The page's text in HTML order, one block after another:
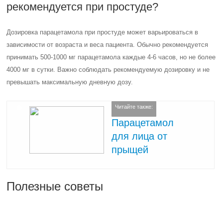
рекомендуется при простуде?
Дозировка парацетамола при простуде может варьироваться в
зависимости от возраста и веса пациента. Обычно рекомендуется
принимать 500-1000 мг парацетамола каждые 4-6 часов, но не более
4000 мг в сутки. Важно соблюдать рекомендуемую дозировку и не
превышать максимальную дневную дозу.
Читайте также:
Парацетамол
для лица от
прыщей
Полезные советы